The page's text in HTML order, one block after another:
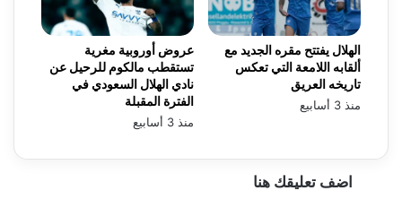
عروض أوروبية مغرية
تستقطب مالكوم للرحيل عن
نادي الهلال السعودي في
الفترة المقبلة
منذ 3 أسابيع
الهلال يفتتح مقره الجديد مع
ألقابه اللامعة التي تعكس
تاريخه العريق
منذ 3 أسابيع
اضف تعليقك هنا